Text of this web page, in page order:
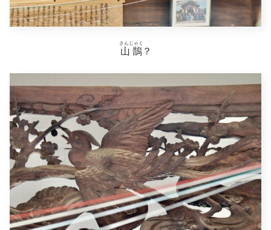
山鵲
さんじゃく
？